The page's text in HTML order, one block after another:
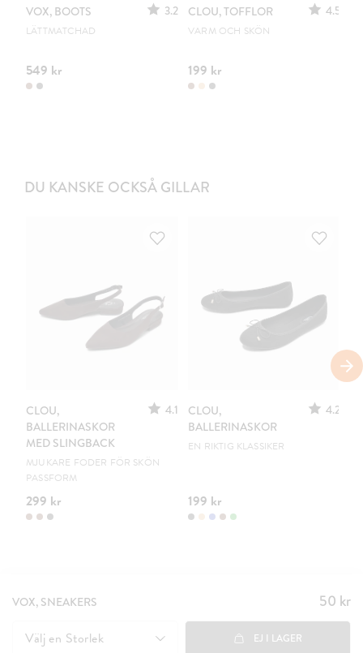
VOX, BOOTS 3.2
LÄTTMATCHAD
549 kr
CLOU, TOFFLOR 4.5
VARM OCH SKÖN
199 kr
DU KANSKE OCKSÅ GILLAR
CLOU,
BALLERINASKOR
MED SLINGBACK
4.1
MJUKARE FODER FÖR SKÖN
PASSFORM
299 kr
CLOU,
BALLERINASKOR
4.2
EN RIKTIG KLASSIKER
199 kr
VOX, SNEAKERS Pris:
50 kr
50 kr
Välj en Storlek EJ I LAGER